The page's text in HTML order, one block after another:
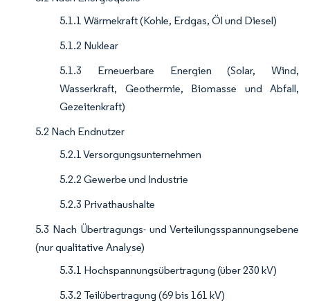
5.1.1 Wärmekraft (Kohle, Erdgas, Öl und Diesel)
5.1.2 Nuklear
5.1.3 Erneuerbare Energien (Solar, Wind,
Wasserkraft, Geothermie, Biomasse und Abfall,
Gezeitenkraft)
5.2 Nach Endnutzer
5.2.1 Versorgungsunternehmen
5.2.2 Gewerbe und Industrie
5.2.3 Privathaushalte
5.3 Nach Übertragungs- und Verteilungsspannungsebene
(nur qualitative Analyse)
5.3.1 Hochspannungsübertragung (über 230 kV)
5.3.2 Teilübertragung (69 bis 161 kV)